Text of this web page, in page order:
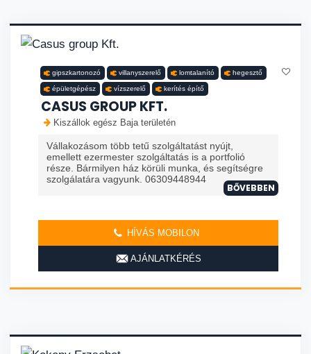
gipszkartonozó villanyszerelő lomtalanító hegesztő
épületgépész vízszerelő kerítés építő
CASUS GROUP KFT.
Kiszállok egész Baja területén
Vállakozásom több tetű szolgáltatást nyújt,
emellett ezermester szolgáltatás is a portfolió
része. Bármilyen ház körüli munka, és segítségre
szolgálatára vagyunk. 06309448944
BŐVEBBEN
HÍVÁS MOBILON
AJÁNLATKÉRÉS